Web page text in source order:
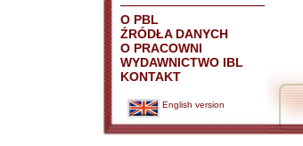
O PBL
ŹRÓDŁA DANYCH
O PRACOWNI
WYDAWNICTWO IBL
KONTAKT
English version